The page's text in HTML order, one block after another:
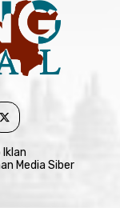
Iklan
Media Siber